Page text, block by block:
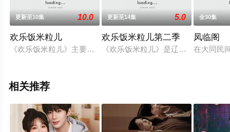
更新至10集 10.0
欢乐饭米粒儿
《欢乐饭米粒儿》主要讲述了发生在老范（王振华饰）一家及
更新至14集 5.0
欢乐饭米粒儿第二季
《欢乐饭米粒儿》是辽宁广播电视
全30集
凤临阁
在大同民
相关推荐